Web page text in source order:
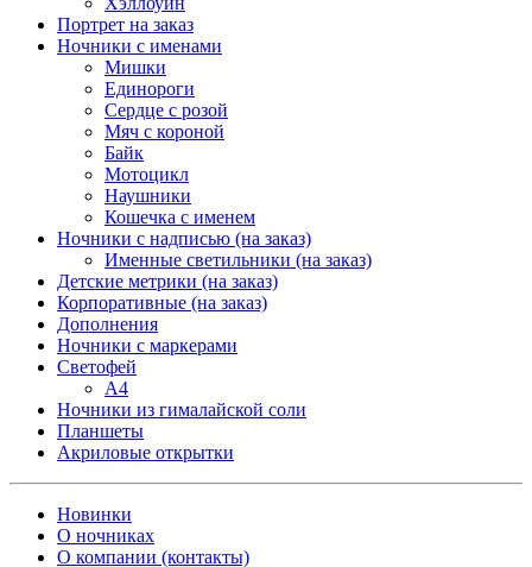
Портрет на заказ
Ночники с именами
Мишки
Единороги
Сердце с розой
Мяч с короной
Байк
Мотоцикл
Наушники
Кошечка с именем
Ночники с надписью (на заказ)
Именные светильники (на заказ)
Детские метрики (на заказ)
Корпоративные (на заказ)
Дополнения
Ночники с маркерами
Светофей
А4
Ночники из гималайской соли
Планшеты
Акриловые открытки
Новинки
О ночниках
О компании (контакты)